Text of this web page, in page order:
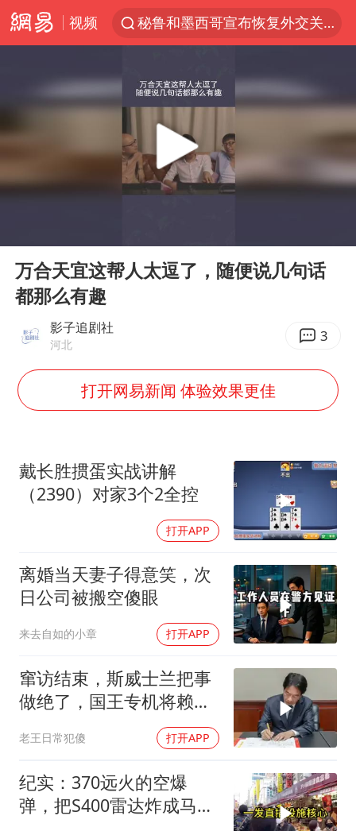
视频
秘鲁和墨西哥宣布恢复外交关系
沙特土耳其巴基斯坦签署共同防务协议
福建省泉州市委书记张毅恭接受纪律审查和监察调查
台风白海豚已进入24小时警戒线
全球首个长时储能一体化产业园量产
名创优品回应女子吐槽内裤质量差
中国女篮70-67险胜尼日利亚女篮
秋天的第一杯奶茶到底有多火
东航：国内客票提前14天免费退改
日本试射“战斧”导弹，国防部回应
胡彦斌韩磊 谁帮谁
胡彦斌获《歌手2026》歌王
夯实基础开新局
Play
万合天宜这帮人太逗了，随便说几句话
都那么有趣
影子追剧社
河北 3
打开网易新闻 体验效果更佳
戴长胜掼蛋实战讲解
（2390）对家3个2全控
打开APP
离婚当天妻子得意笑，次
日公司被搬空傻眼
来去自如的小章 打开APP
窜访结束，斯威士兰把事
做绝了，国王专机将赖清
老王日常犯傻 打开APP
纪实：370远火的空爆
弹，把S400雷达炸成马蜂